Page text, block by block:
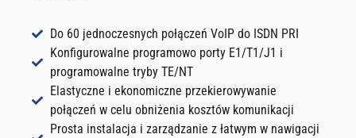
Do 60 jednoczesnych połączeń VoIP do ISDN PRI
Konfigurowalne programowo porty E1/T1/J1 i
programowalne tryby TE/NT
Elastyczne i ekonomiczne przekierowywanie
połączeń w celu obniżenia kosztów komunikacji
Prosta instalacja i zarządzanie z łatwym w nawigacji